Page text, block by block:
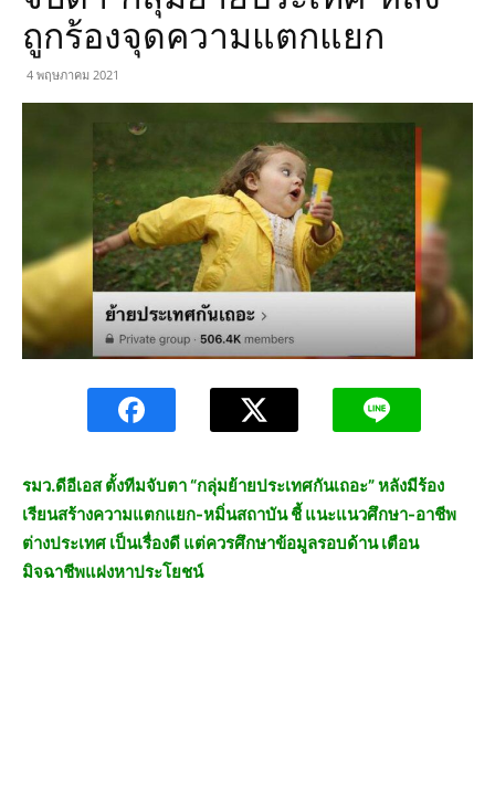
ถูกร้องจุดความแตกแยก
4 พฤษภาคม 2021
รมว.ดีอีเอส ตั้งทีมจับตา “กลุ่มย้ายประเทศกันเถอะ” หลังมีร้อง
เรียนสร้างความแตกแยก-หมิ่นสถาบัน ชี้ แนะแนวศึกษา-อาชีพ
ต่างประเทศ เป็นเรื่องดี แต่ควรศึกษาข้อมูลรอบด้าน เตือน
มิจฉาชีพแฝงหาประโยชน์